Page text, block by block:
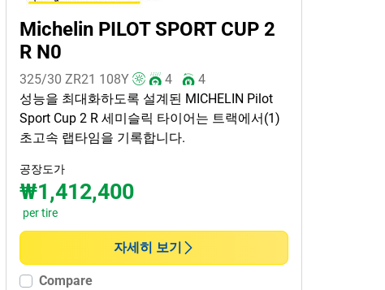
Michelin PILOT SPORT CUP 2
R N0
325/30 ZR21 108Y 4
4
성능을 최대화하도록 설계된 MICHELIN Pilot
Sport Cup 2 R 세미슬릭 타이어는 트랙에서(1)
초고속 랩타임을 기록합니다.
공장도가
₩1,412,400
per tire
자세히 보기
Compare